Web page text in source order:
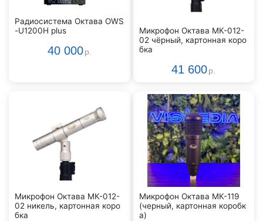
Радиосистема Октава OWS
-U1200H plus
40 000 р.
Микрофон Октава МК-012-
02 чёрный, картонная коро
бка
41 600 р.
Микрофон Октава МК-012-
02 никель, картонная коро
бка
Микрофон Октава МК-119
(черный, картонная коробк
а)